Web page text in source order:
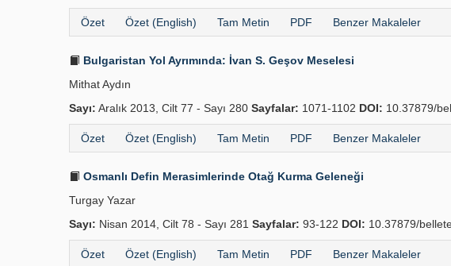
Özet Özet (English) Tam Metin PDF Benzer Makaleler
Bulgaristan Yol Ayrımında: İvan S. Geşov Mese­lesi
Mithat Aydın
Sayı: Aralık 2013, Cilt 77 - Sayı 280 Sayfalar: 1071-1102 DOI: 10.37879/
Özet Özet (English) Tam Metin PDF Benzer Makaleler
Osmanlı Defin Merasimlerinde Otağ Kurma Geleneği
Turgay Yazar
Sayı: Nisan 2014, Cilt 78 - Sayı 281 Sayfalar: 93-122 DOI: 10.37879/
Özet Özet (English) Tam Metin PDF Benzer Makaleler